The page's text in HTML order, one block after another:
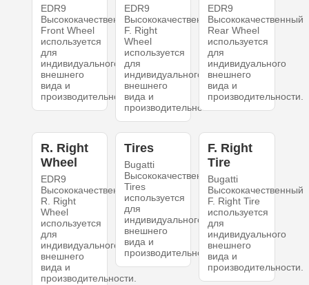
EDR9
Высококачественный
Front Wheel
используется
для
индивидуального
внешнего
вида и
производительности.
EDR9
Высококачественный
F. Right
Wheel
используется
для
индивидуального
внешнего
вида и
производительности.
EDR9
Высококачественный
Rear Wheel
используется
для
индивидуального
внешнего
вида и
производительности.
R. Right
Wheel
EDR9
Высококачественный
R. Right
Wheel
используется
для
индивидуального
внешнего
вида и
производительности.
Tires
Bugatti
Высококачественный
Tires
используется
для
индивидуального
внешнего
вида и
производительности.
F. Right
Tire
Bugatti
Высококачественный
F. Right Tire
используется
для
индивидуального
внешнего
вида и
производительности.